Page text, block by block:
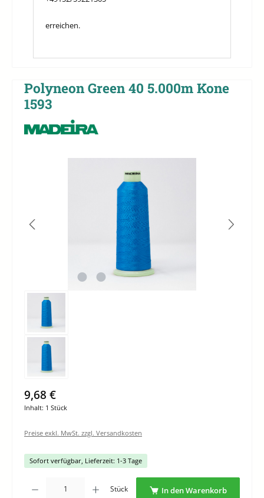
erreichen.
Polyneon Green 40 5.000m Kone
1593
9,68 €
Inhalt: 1 Stück
Preise exkl. MwSt. zzgl. Versandkosten
Sofort verfügbar, Lieferzeit: 1-3 Tage
Produkt Anzahl: Gib den gewünschten Wert ein oder benutze die Schaltflächen um
Stück In den Warenkorb